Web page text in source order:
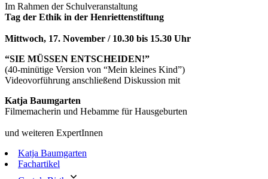
Im Rahmen der Schulveranstaltung
Tag der Ethik in der Henriettenstiftung
Mittwoch, 17. November / 10.30 bis 15.30 Uhr
“SIE MÜSSEN ENTSCHEIDEN!”
(40-minütige Version von “Mein kleines Kind”)
Videovorführung anschließend Diskussion mit
Katja Baumgarten
Filmemacherin und Hebamme für Hausgeburten
und weiteren ExpertInnen
Katja Baumgarten
Fachartikel